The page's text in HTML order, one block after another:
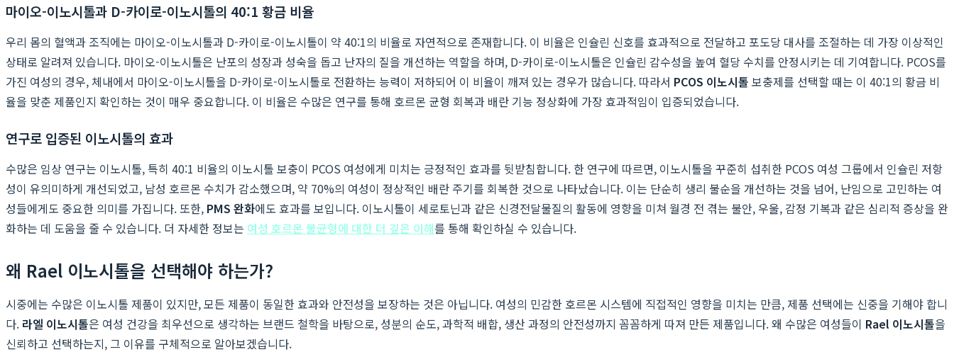
마이오-이노시톨과 D-카이로-이노시톨의 40:1 황금 비율
우리 몸의 혈액과 조직에는 마이오-이노시톨과 D-카이로-이노시톨이 약 40:1의 비율로 자연적으로 존재합니다. 이 비율은 인슐린 신호를 효과적으로 전달하고 포도당 대사를 조절하는 데 가장 이상적인
상태로 알려져 있습니다. 마이오-이노시톨은 난포의 성장과 성숙을 돕고 난자의 질을 개선하는 역할을 하며, D-카이로-이노시톨은 인슐린 감수성을 높여 혈당 수치를 안정시키는 데 기여합니다. PCOS를
가진 여성의 경우, 체내에서 마이오-이노시톨을 D-카이로-이노시톨로 전환하는 능력이 저하되어 이 비율이 깨져 있는 경우가 많습니다. 따라서 PCOS 이노시톨 보충제를 선택할 때는 이 40:1의 황금 비
율을 맞춘 제품인지 확인하는 것이 매우 중요합니다. 이 비율은 수많은 연구를 통해 호르몬 균형 회복과 배란 기능 정상화에 가장 효과적임이 입증되었습니다.
연구로 입증된 이노시톨의 효과
수많은 임상 연구는 이노시톨, 특히 40:1 비율의 이노시톨 보충이 PCOS 여성에게 미치는 긍정적인 효과를 뒷받침합니다. 한 연구에 따르면, 이노시톨을 꾸준히 섭취한 PCOS 여성 그룹에서 인슐린 저항
성이 유의미하게 개선되었고, 남성 호르몬 수치가 감소했으며, 약 70%의 여성이 정상적인 배란 주기를 회복한 것으로 나타났습니다. 이는 단순히 생리 불순을 개선하는 것을 넘어, 난임으로 고민하는 여
성들에게도 중요한 의미를 가집니다. 또한, PMS 완화에도 효과를 보입니다. 이노시톨이 세로토닌과 같은 신경전달물질의 활동에 영향을 미쳐 월경 전 겪는 불안, 우울, 감정 기복과 같은 심리적 증상을 완
화하는 데 도움을 줄 수 있습니다. 더 자세한 정보는 여성 호르몬 불균형에 대한 더 깊은 이해를 통해 확인하실 수 있습니다.
왜 Rael 이노시톨을 선택해야 하는가?
시중에는 수많은 이노시톨 제품이 있지만, 모든 제품이 동일한 효과와 안전성을 보장하는 것은 아닙니다. 여성의 민감한 호르몬 시스템에 직접적인 영향을 미치는 만큼, 제품 선택에는 신중을 기해야 합니
다. 라엘 이노시톨은 여성 건강을 최우선으로 생각하는 브랜드 철학을 바탕으로, 성분의 순도, 과학적 배합, 생산 과정의 안전성까지 꼼꼼하게 따져 만든 제품입니다. 왜 수많은 여성들이 Rael 이노시톨을
신뢰하고 선택하는지, 그 이유를 구체적으로 알아보겠습니다.